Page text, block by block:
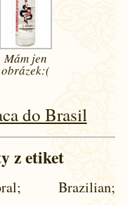
Mám jen
obrázek:(
do Brasil
z etiket
Brazilian;